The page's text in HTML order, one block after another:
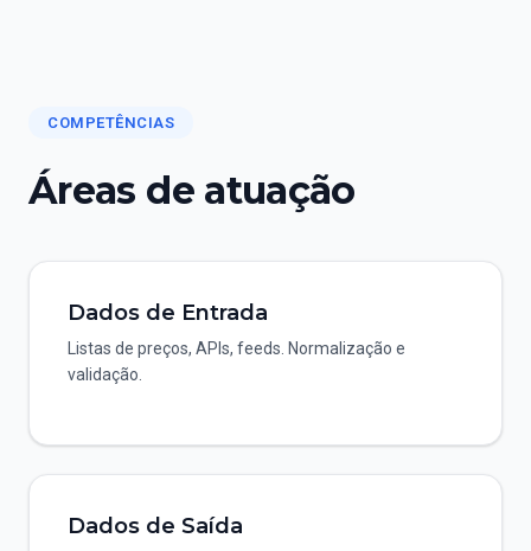
COMPETÊNCIAS
Áreas de atuação
Dados de Entrada
Listas de preços, APIs, feeds. Normalização e
validação.
Dados de Saída